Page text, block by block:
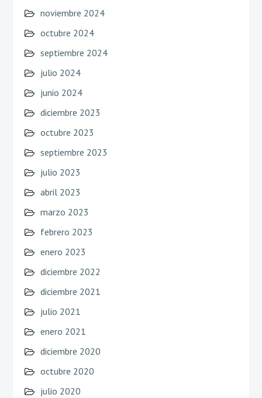
noviembre 2024
octubre 2024
septiembre 2024
julio 2024
junio 2024
diciembre 2023
octubre 2023
septiembre 2023
julio 2023
abril 2023
marzo 2023
febrero 2023
enero 2023
diciembre 2022
diciembre 2021
julio 2021
enero 2021
diciembre 2020
octubre 2020
julio 2020